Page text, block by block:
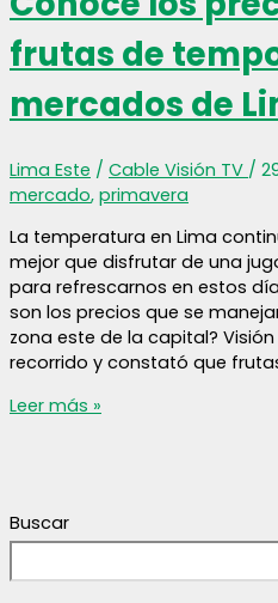
pescado
mantienen
tendencia
a
la
frutas de
mercados de
Lima Este / Cable Visión TV /
mercado, primavera
La temperatura en Lima
mejor que disfrutar de una
para refrescarnos en estos
son los precios que se
zona este de la capital?
recorrido y constató que
Conoce
frutas
temporada
Leer más »
Buscar